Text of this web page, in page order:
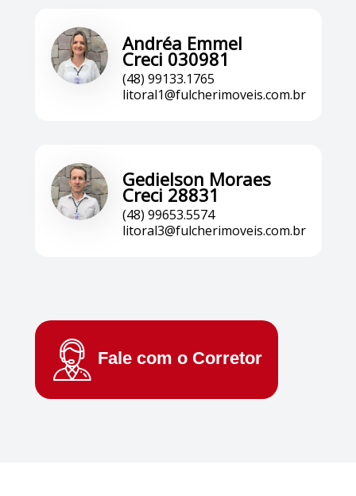
Andréa Emmel
Creci 030981
(48) 99133.1765
litoral1@fulcherimoveis.com.br
Gedielson Moraes
Creci 28831
(48) 99653.5574
litoral3@fulcherimoveis.com.br
Fale com o Corretor